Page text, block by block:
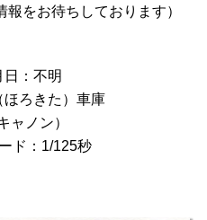
をお待ちしております）
：不明
ろきた）車庫
ャノン）
ド：1/125秒